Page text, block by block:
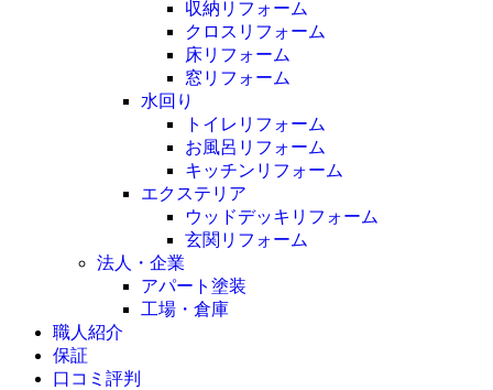
収納リフォーム
クロスリフォーム
床リフォーム
窓リフォーム
水回り
トイレリフォーム
お風呂リフォーム
キッチンリフォーム
エクステリア
ウッドデッキリフォーム
玄関リフォーム
法人・企業
アパート塗装
工場・倉庫
職人紹介
保証
口コミ評判